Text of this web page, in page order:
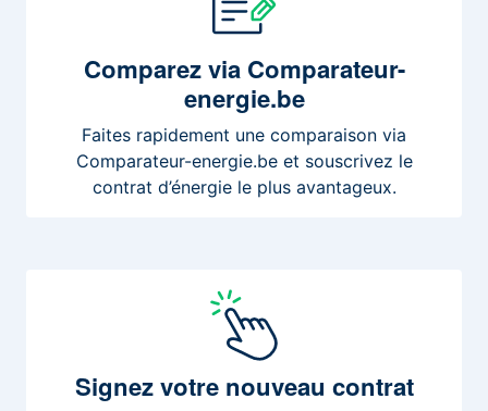
Comparezvia Comparateur-
energie.be
Faites rapidement une comparaison via
Comparateur-energie.be et souscrivez le
contrat d’énergie le plus avantageux.
Signezvotre nouveau contrat